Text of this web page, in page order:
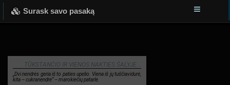
Surask savo pasaką
TŪKSTANČIO IR VIENOS NAKTIES ŠALYJE...
„Dvi nendrės geria iš to paties upelio. Viena iš jų tuščiavidurė,
kita – cukranendrė“ – marokiečių patarlė.